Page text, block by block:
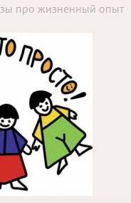
про жизненный опыт